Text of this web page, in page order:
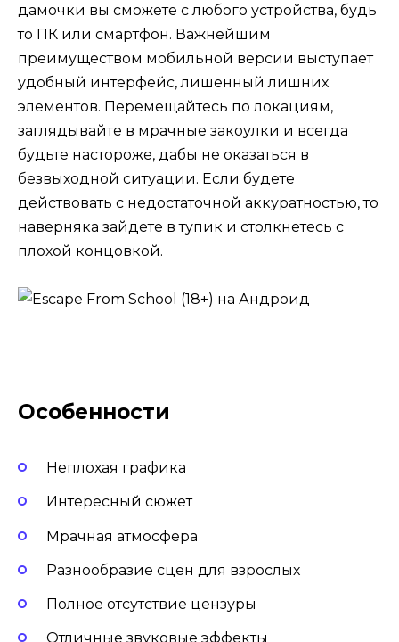
дамочки вы сможете с любого устройства, будь
то ПК или смартфон. Важнейшим
преимуществом мобильной версии выступает
удобный интерфейс, лишенный лишних
элементов. Перемещайтесь по локациям,
заглядывайте в мрачные закоулки и всегда
будьте настороже, дабы не оказаться в
безвыходной ситуации. Если будете
действовать с недостаточной аккуратностью, то
наверняка зайдете в тупик и столкнетесь с
плохой концовкой.
Особенности
Неплохая графика
Интересный сюжет
Мрачная атмосфера
Разнообразие сцен для взрослых
Полное отсутствие цензуры
Отличные звуковые эффекты